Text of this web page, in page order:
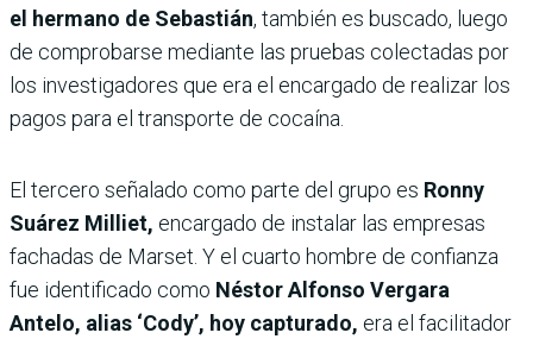
el hermano de Sebastián, también es buscado, luego
de comprobarse mediante las pruebas colectadas por
los investigadores que era el encargado de realizar los
pagos para el transporte de cocaína.
El tercero señalado como parte del grupo es Ronny
Suárez Milliet, encargado de instalar las empresas
fachadas de Marset. Y el cuarto hombre de confianza
fue identificado como Néstor Alfonso Vergara
Antelo, alias ‘Cody’, hoy capturado, era el facilitador